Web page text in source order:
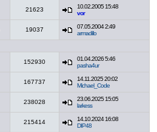
21623
10.02.2005 15:48
vor
19037
07.05.2004 2:49
armadillo
152930
01.04.2026 5:46
pasha4ur
167737
14.11.2025 20:02
Michael_Code
238028
23.06.2025 15:05
larkess
215414
14.10.2024 16:08
DIP48